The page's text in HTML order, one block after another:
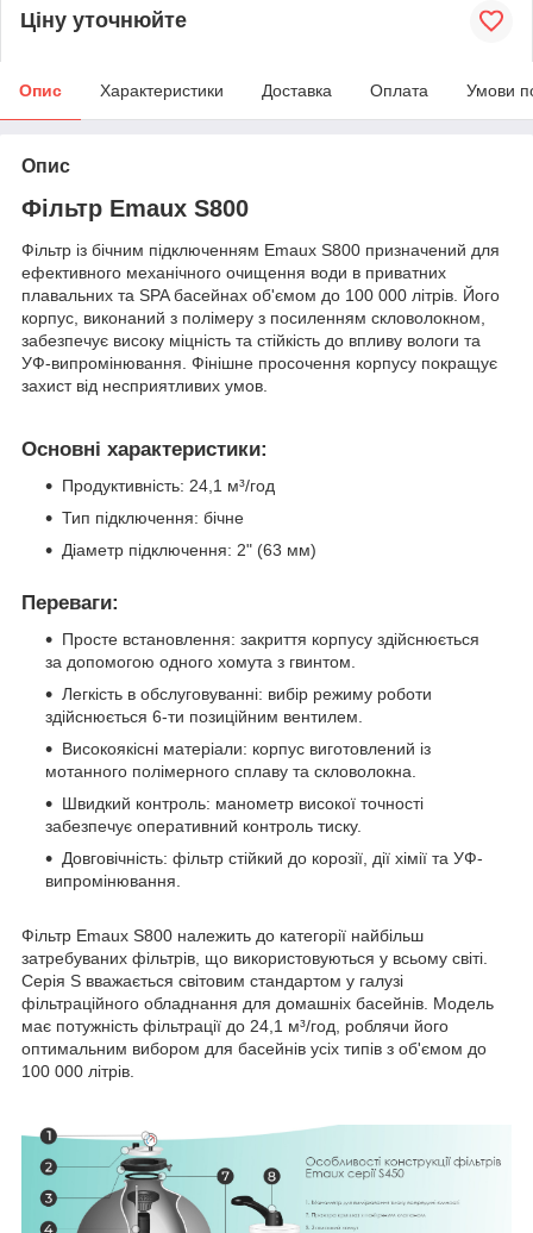
Ціну уточнюйте
Опис Характеристики Доставка Оплата Умови
Опис
Фільтр Emaux S800
Фільтр із бічним підключенням Emaux S800 призначений для
ефективного механічного очищення води в приватних
плавальних та SPA басейнах об'ємом до 100 000 літрів. Його
корпус, виконаний з полімеру з посиленням скловолокном,
забезпечує високу міцність та стійкість до впливу вологи та
УФ-випромінювання. Фінішне просочення корпусу покращує
захист від несприятливих умов.
Основні характеристики:
Продуктивність: 24,1 м³/год
Тип підключення: бічне
Діаметр підключення: 2" (63 мм)
Переваги:
Просте встановлення: закриття корпусу здійснюється
за допомогою одного хомута з гвинтом.
Легкість в обслуговуванні: вибір режиму роботи
здійснюється 6-ти позиційним вентилем.
Високоякісні матеріали: корпус виготовлений із
мотанного полімерного сплаву та скловолокна.
Швидкий контроль: манометр високої точності
забезпечує оперативний контроль тиску.
Довговічність: фільтр стійкий до корозії, дії хімії та УФ-
випромінювання.
Фільтр Emaux S800 належить до категорії найбільш
затребуваних фільтрів, що використовуються у всьому світі.
Серія S вважається світовим стандартом у галузі
фільтраційного обладнання для домашніх басейнів. Модель
має потужність фільтрації до 24,1 м³/год, роблячи його
оптимальним вибором для басейнів усіх типів з об'ємом до
100 000 літрів.